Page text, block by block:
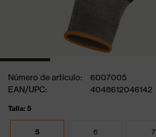
Número de artículo:
6007005
EAN/UPC:
4048612046142
Talla: 5
5 6 7